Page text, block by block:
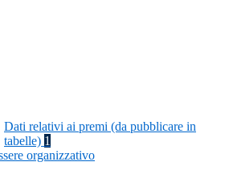
Dati relativi ai premi (da pubblicare in
tabelle) 1
organizzativo